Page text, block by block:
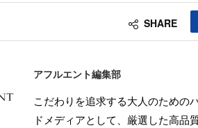
SHARE
アフルエント編集部
こだわりを追求する大人のための
ドメディアとして、厳選した高品